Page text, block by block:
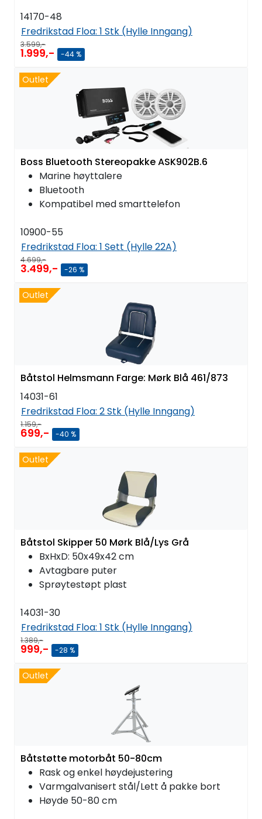
14170-48
Fredrikstad Floa: 1 Stk (Hylle Inngang)
3.599,-
1.999,- -44 %
Outlet
Boss Bluetooth Stereopakke ASK902B.6
Marine høyttalere
Bluetooth
Kompatibel med smarttelefon
10900-55
Fredrikstad Floa: 1 Sett (Hylle 22A)
4.699,-
3.499,- -26 %
Outlet
Båtstol Helmsmann Farge: Mørk Blå 461/873
14031-61
Fredrikstad Floa: 2 Stk (Hylle Inngang)
1.159,-
699,- -40 %
Outlet
Båtstol Skipper 50 Mørk Blå/Lys Grå
BxHxD: 50x49x42 cm
Avtagbare puter
Sprøytestøpt plast
14031-30
Fredrikstad Floa: 1 Stk (Hylle Inngang)
1.389,-
999,- -28 %
Outlet
Båtstøtte motorbåt 50-80cm
Rask og enkel høydejustering
Varmgalvanisert stål/Lett å pakke bort
Høyde 50-80 cm